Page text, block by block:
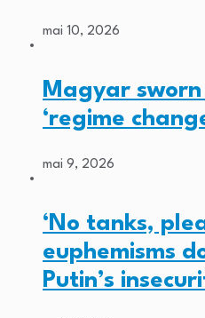
mai 10, 2026
Magyar sworn
‘regime
mai 9, 2026
‘No tanks,
euphemisms
Putin’s